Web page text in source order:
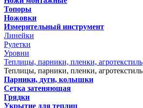
Топоры
Ножовки
Измерительный инструмент
Линейки
Рулетки
Уровни
Теплицы, парники, пленки, агротекстиль
Теплицы, парники, пленки, агротекстиль
Парники, дуги, колышки
Сетка затеняющая
Грядки
Укрытие для теплиц